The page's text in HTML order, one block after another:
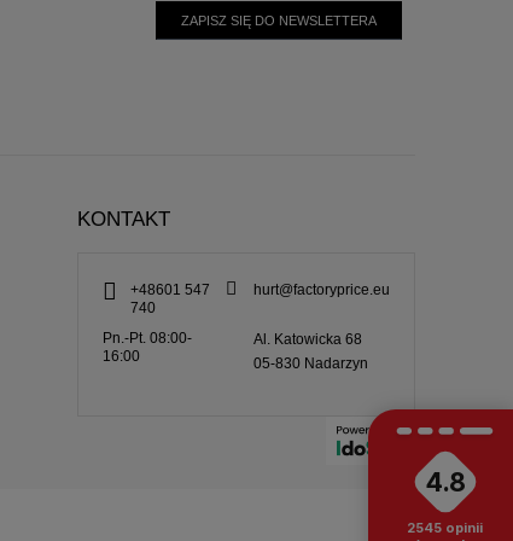
ZAPISZ SIĘ DO NEWSLETTERA
KONTAKT
+48601 547
740
hurt@factoryprice.eu
Pn.-Pt. 08:00-
16:00
Al. Katowicka 68
05-830 Nadarzyn
4.8
2545 opinii